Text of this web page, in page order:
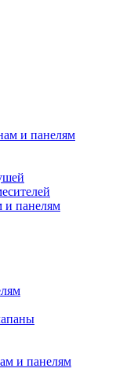
и панелям
и панелям
и панелям